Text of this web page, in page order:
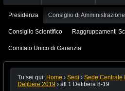
Presidenza Consiglio di Amministrazione
Consiglio Scientifico Raggruppamenti
Comitato Unico di Garanzia
Tu sei qui: Home › Sedi › Sede Centrale
Delibere 2019 › all 1 Delibera 8-19